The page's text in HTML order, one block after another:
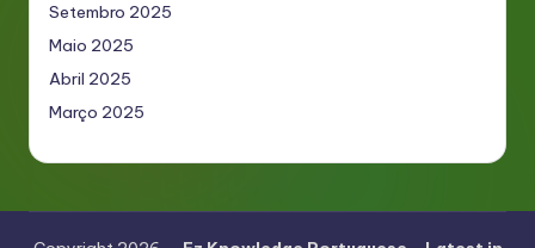
Setembro 2025
Maio 2025
Abril 2025
Março 2025